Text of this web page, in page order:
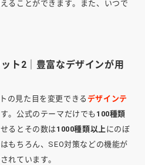
ることができます。また、いつで
ト2｜豊富なデザインが用
の見た目を変更できる デザインテ
。公式のテーマだけでも 100種類
るとその数は1000種類以上にのぼ
もちろん、SEO対策などの機能が
れています。